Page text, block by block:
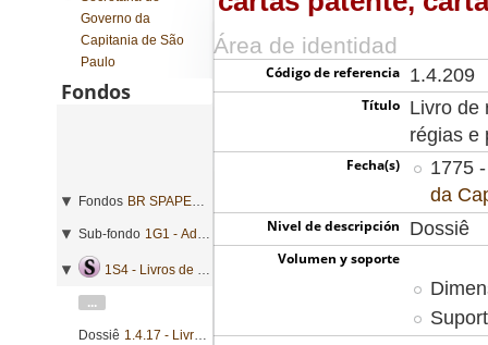
Área de identidad
Código de referencia 1.4.209
Título
Livro de
régias e
Fecha(s)
1775
da
Nivel de descripción Dossiê
Volumen y soporte
Governo da
Capitania de São
Paulo
Fondos
Fondos BR SPAPESP SEGOVC - Secretaria de Governo da Capitania de São Paulo
Sub-fondo 1G1 - Administração geral
1S4 - Livros de registro geral de mercês
...
Dossiê 1.4.17 - Livro de registro de cartas patente, cartas de sesmarias, nombramentos, nomeações e provisões